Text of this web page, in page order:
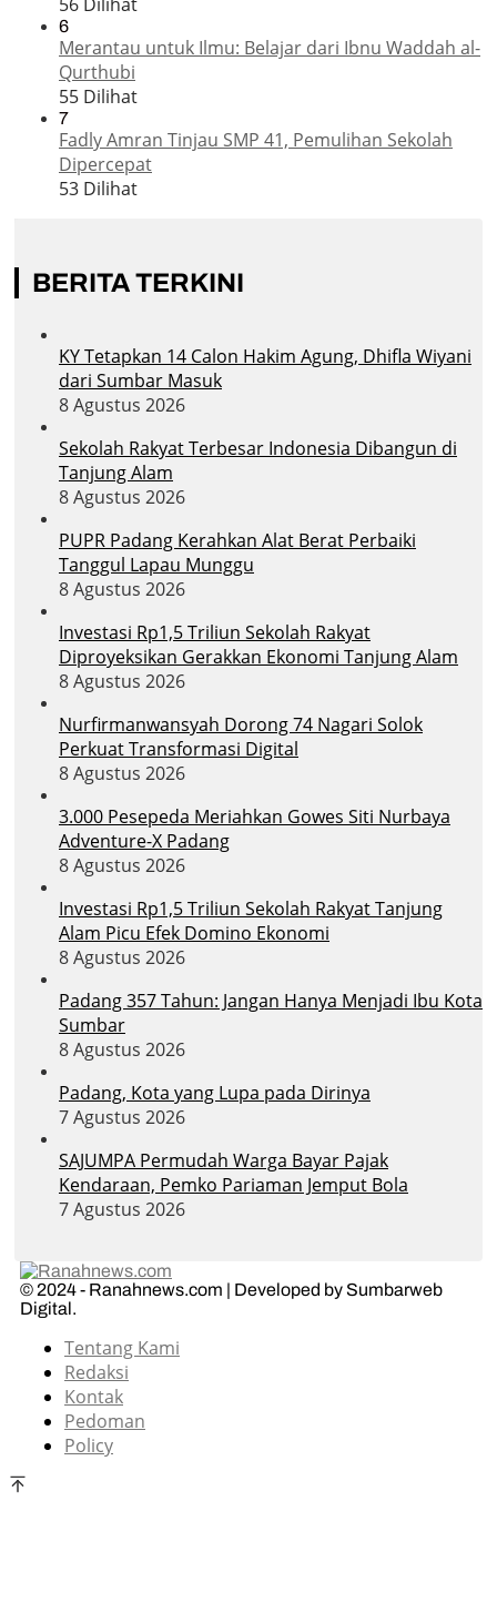
6
Merantau untuk Ilmu: Belajar dari Ibnu Waddah al-
Qurthubi
55 Dilihat
7
Fadly Amran Tinjau SMP 41, Pemulihan Sekolah
Dipercepat
53 Dilihat
BERITA TERKINI
KY Tetapkan 14 Calon Hakim Agung, Dhifla Wiyani
dari Sumbar Masuk
8 Agustus 2026
Sekolah Rakyat Terbesar Indonesia Dibangun di
Tanjung Alam
8 Agustus 2026
PUPR Padang Kerahkan Alat Berat Perbaiki
Tanggul Lapau Munggu
8 Agustus 2026
Investasi Rp1,5 Triliun Sekolah Rakyat
Diproyeksikan Gerakkan Ekonomi Tanjung Alam
8 Agustus 2026
Nurfirmanwansyah Dorong 74 Nagari Solok
Perkuat Transformasi Digital
8 Agustus 2026
3.000 Pesepeda Meriahkan Gowes Siti Nurbaya
Adventure-X Padang
8 Agustus 2026
Investasi Rp1,5 Triliun Sekolah Rakyat Tanjung
Alam Picu Efek Domino Ekonomi
8 Agustus 2026
Padang 357 Tahun: Jangan Hanya Menjadi Ibu Kota
Sumbar
8 Agustus 2026
Padang, Kota yang Lupa pada Dirinya
7 Agustus 2026
SAJUMPA Permudah Warga Bayar Pajak
Kendaraan, Pemko Pariaman Jemput Bola
7 Agustus 2026
© 2024 - Ranahnews.com | Developed by Sumbarweb
Digital.
Tentang Kami
Redaksi
Kontak
Pedoman
Policy